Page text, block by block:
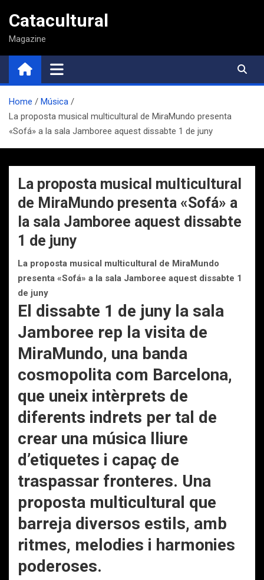
contenido
Catacultural
Magazine
Home
Música
La proposta musical multicultural de MiraMundo presenta
«Sofá» a la sala Jamboree aquest dissabte 1 de juny
La proposta musical multicultural
de MiraMundo presenta «Sofá» a
la sala Jamboree aquest dissabte
1 de juny
La proposta musical multicultural de MiraMundo
presenta «Sofá» a la sala Jamboree aquest dissabte 1
de juny
El dissabte 1 de juny la sala
Jamboree rep la visita de
MiraMundo, una banda
cosmopolita com Barcelona,
que uneix intèrprets de
diferents indrets per tal de
crear una música lliure
d’etiquetes i capaç de
traspassar fronteres. Una
proposta multicultural que
barreja diversos estils, amb
ritmes, melodies i harmonies
poderoses.